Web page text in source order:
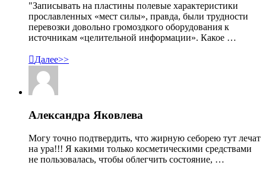
"Записывать на пластины полевые характеристики
прославленных «мест силы», правда, были трудности
перевозки довольно громоздкого оборудования к
источникам «целительной информации». Какое …
Далее>>
Александра Яковлева
Могу точно подтвердить, что жирную себорею тут лечат
на ура!!! Я какими только косметическими средствами
не пользовалась, чтобы облегчить состояние, …